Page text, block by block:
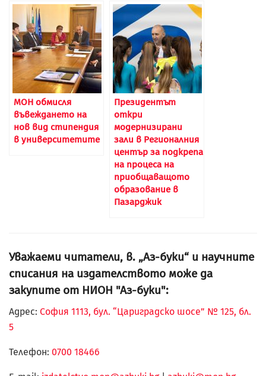
МОН обмисля
въвеждането на
нов вид стипендия
в университетите
Президентът
откри
модернизирани
зали в Регионалния
център за подкрепа
на процеса на
приобщаващото
образование в
Пазарджик
Уважаеми читатели, в. „Аз-буки“ и научните
списания на издателството може да
закупите от НИОН "Аз-буки":
Адрес: София 1113, бул. “Цариградско шосе” № 125, бл.
5
Телефон: 0700 18466